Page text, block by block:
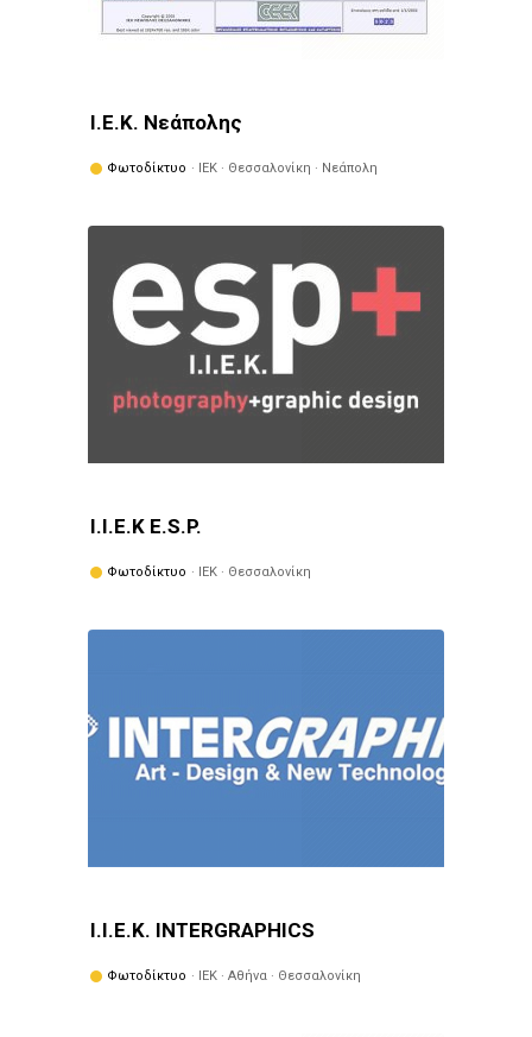
Ι.Ε.Κ. Νεάπολης
Φωτοδίκτυο · ΙΕΚ · Θεσσαλονίκη · Νεάπολη
Ι.Ι.Ε.Κ E.S.P.
Φωτοδίκτυο · ΙΕΚ · Θεσσαλονίκη
Ι.Ι.Ε.Κ. INTERGRAPHICS
Φωτοδίκτυο · ΙΕΚ · Αθήνα · Θεσσαλονίκη